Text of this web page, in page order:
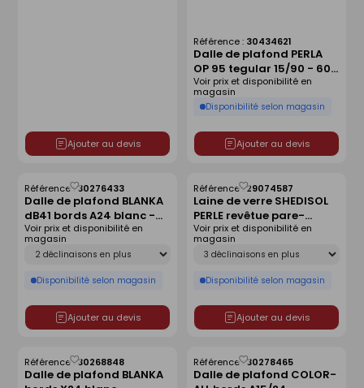
Ajouter au devis
Dalle de plafond PERLA
OP 95 tegular 15/90 - 600
x 600 x 15 mm
Référence : 30434621
Disponibilité selon magasin
Voir prix et disponibilité en
magasin
Ajouter au devis
Dalle de plafond BLANKA
dB41 bords A24 blanc -
675x675x35mm
Référence :30276433
Déclinaison
Disponibilité selon magasin
Voir prix et disponibilité en
magasin
Ajouter au devis
Enregistrer
comme
liste
Laine de verre SHEDISOL
PERLE revêtue pare-
vapeur kraft - 1,985x1m
Ep.50mm - R=1,40m².K/W.
Référence :29074587
Déclinaison
Disponibilité selon magasin
Voir prix et disponibilité en
magasin
Ajouter au devis
Enregistrer
comme
liste
Dalle de plafond BLANKA
Référence :30268848
Enregistrer
comme
Dalle de plafond COLOR-
Référence :30278465
Enregistrer
comme